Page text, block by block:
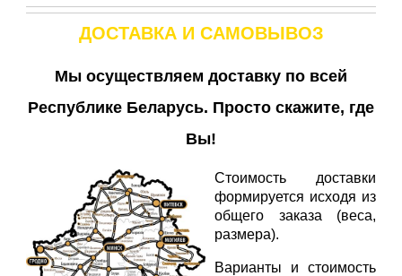
ДОСТАВКА И САМОВЫВОЗ
Мы осуществляем доставку по всей
Республике Беларусь. Просто скажите, где
Вы!
Стоимость доставки
формируется исходя из
общего заказа (веса,
размера).
Варианты и стоимость